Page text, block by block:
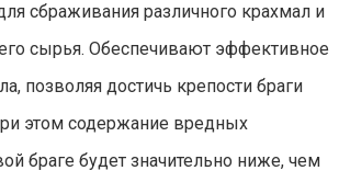
сбраживания различного крахмал и
сырья. Обеспечивают эффективное
позволяя достичь крепости браги
этом содержание вредных
браге будет значительно ниже, чем